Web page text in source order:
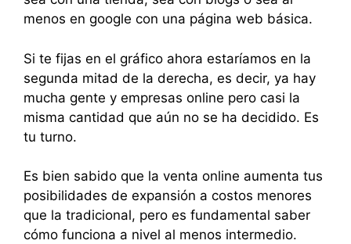
menos en google con una página web básica.
Si te fijas en el gráfico ahora estaríamos en la
segunda mitad de la derecha, es decir, ya hay
mucha gente y empresas online pero casi la
misma cantidad que aún no se ha decidido. Es
tu turno.
Es bien sabido que la venta online aumenta tus
posibilidades de expansión a costos menores
que la tradicional, pero es fundamental saber
cómo funciona a nivel al menos intermedio.